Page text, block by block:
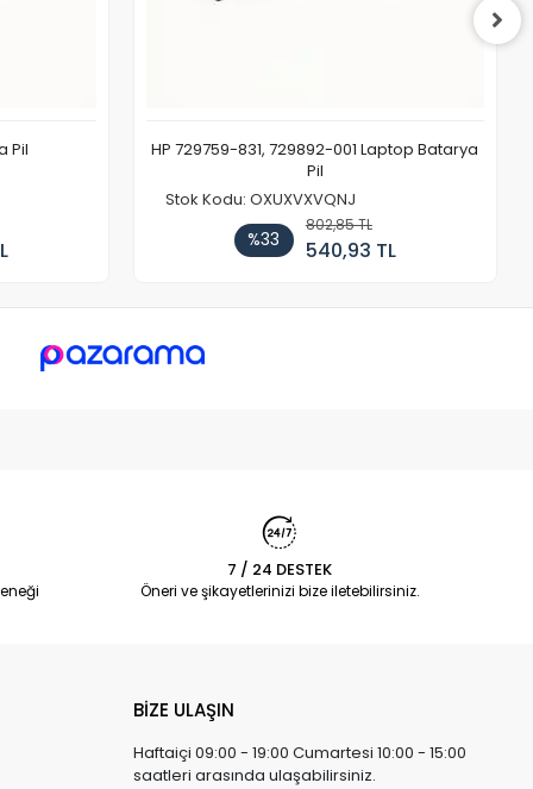
Pil
HP 729759-831, 729892-001 Laptop Batarya
Pil
Stok Kodu: OXUXVXVQNJ
%33
802,85 TL
540,93 TL
7 / 24 DESTEK
Öneri ve şikayetlerinizi bize iletebilirsiniz.
BİZE ULAŞIN
Haftaiçi 09:00 - 19:00 Cumartesi 10:00 - 15:00
saatleri arasında ulaşabilirsiniz.